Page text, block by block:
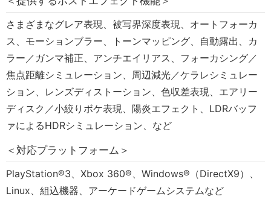
さまざまなグレア表現、被写界深度表現、オートフォーカ
ス、モーションブラー、トーンマッピング、自動露出、カ
ラー／ガンマ補正、アンチエイリアス、フォーカシング／
焦点距離シミュレーション、周辺減光／ケラレシミュレー
ション、レンズディストーション、色収差表現、エアリー
ディスク／小絞りボケ表現、陽炎エフェクト、LDRバッフ
ァによるHDRシミュレーション、など
＜対応プラットフォーム＞
PlayStation®3、Xbox 360®、Windows®（DirectX9）、
Linux、組込機器、アーケードゲームシステムなど